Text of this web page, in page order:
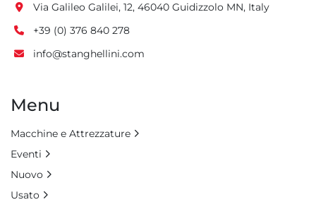
Via Galileo Galilei, 12, 46040 Guidizzolo MN, Italy
+39 (0) 376 840 278
info@stanghellini.com
Menu
Macchine e Attrezzature
Eventi
Nuovo
Usato